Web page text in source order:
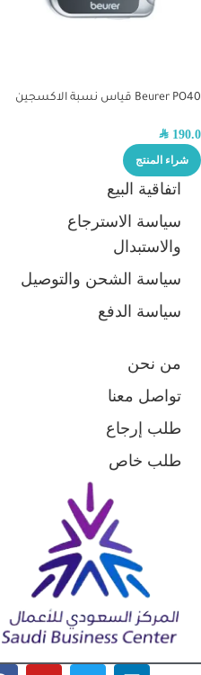
Beurer PO40 قياس نسبة الاكسجين
SAR 190.0
شراء المنتج
اتفاقية البيع
سياسة الاسترجاع
والاستبدال
سياسة الشحن والتوصيل
سياسة الدفع
من نحن
تواصل معنا
طلب إرجاع
طلب خاص